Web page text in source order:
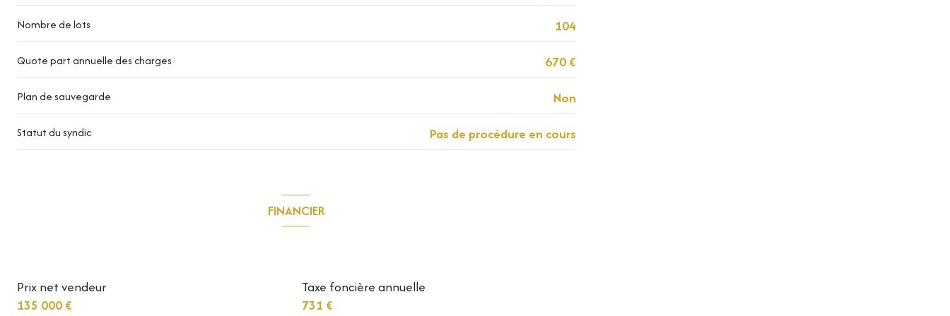
Nombre de lots 104
Quote part annuelle des charges 670 €
Plan de sauvegarde Non
Statut du syndic Pas de procédure en cours
FINANCIER
Prix net vendeur
135 000 €
Taxe foncière annuelle
731 €